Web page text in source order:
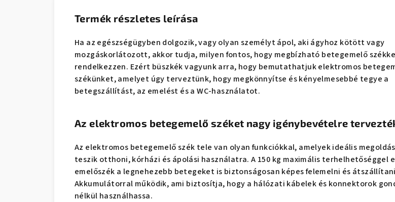
Termék részletes leírása
Ha az egészségügyben dolgozik, vagy olyan személyt ápol, aki ágyhoz kötött vagy
mozgáskorlátozott, akkor tudja, milyen fontos, hogy megbízható betegemelő
rendelkezzen. Ezért büszkék vagyunk arra, hogy bemutathatjuk elektromos
székünket, amelyet úgy terveztünk, hogy megkönnyítse és kényelmesebbé tegye a
betegszállítást, az emelést és a WC-használatot.
Az elektromos betegemelő széket nagy igénybevételre
Az elektromos betegemelő szék tele van olyan funkciókkal, amelyek ideális
teszik otthoni, kórházi és ápolási használatra. A 150 kg maximális terhelhetőséggel
emelőszék a legnehezebb betegeket is biztonságosan képes felemelni és
Akkumulátorral működik, ami biztosítja, hogy a hálózati kábelek és konnektorok
nélkül használhassa.